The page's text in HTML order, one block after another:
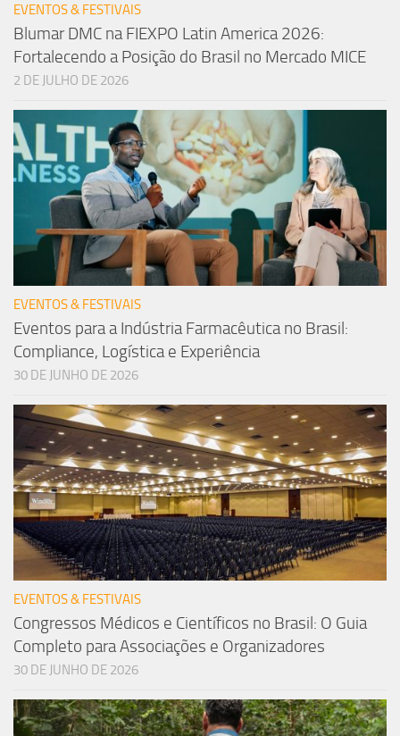
EVENTOS & FESTIVAIS
Blumar DMC na FIEXPO Latin America 2026:
Fortalecendo a Posição do Brasil no Mercado MICE
2 DE JULHO DE 2026
EVENTOS & FESTIVAIS
Eventos para a Indústria Farmacêutica no Brasil:
Compliance, Logística e Experiência
30 DE JUNHO DE 2026
EVENTOS & FESTIVAIS
Congressos Médicos e Científicos no Brasil: O Guia
Completo para Associações e Organizadores
30 DE JUNHO DE 2026